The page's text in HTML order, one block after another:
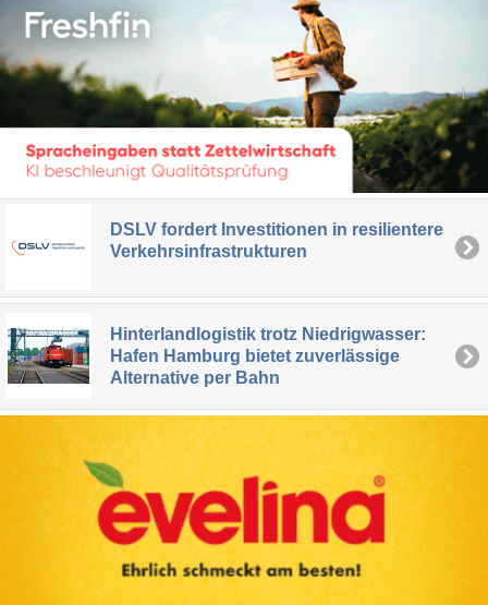
DSLV fordert Investitionen in resilientere
Verkehrsinfrastrukturen
Hinterlandlogistik trotz Niedrigwasser:
Hafen Hamburg bietet zuverlässige
Alternative per Bahn